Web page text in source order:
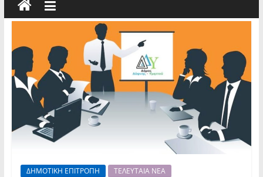
ΔΗΜΟΤΙΚΗ ΕΠΙΤΡΟΠΗ ΤΕΛΕΥΤΑΙΑ ΝΕΑ